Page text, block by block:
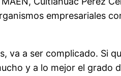
empresariales
va a ser complicado. Si
y a lo mejor el